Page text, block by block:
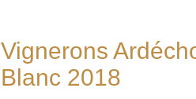
Vignerons
Blanc 2018